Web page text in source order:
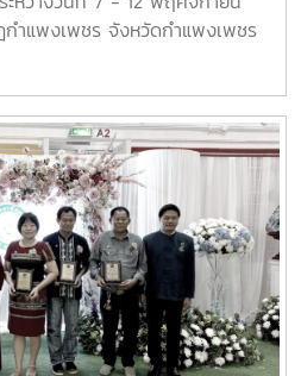
ำแพงเพชร จังหวัดกำแพงเพชร
ตะกร้อ (ช-ญ) กีฬาเปตอง (ช-ญ)
เลย์บอล (ช-ญ) ฟุตซอล (ช-
รรม มีดังต่อไปนี้ กีฬาฟุตบอล
) กีฬาเปตอง (ช-ญ) กีฬา